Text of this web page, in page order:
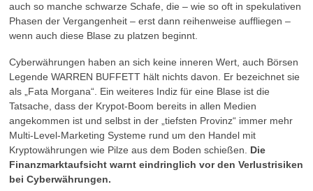
auch so manche schwarze Schafe, die – wie so oft in spekulativen
Phasen der Vergangenheit – erst dann reihenweise auffliegen –
wenn auch diese Blase zu platzen beginnt.
Cyberwährungen haben an sich keine inneren Wert, auch Börsen
Legende WARREN BUFFETT hält nichts davon. Er bezeichnet sie
als „Fata Morgana“. Ein weiteres Indiz für eine Blase ist die
Tatsache, dass der Krypot-Boom bereits in allen Medien
angekommen ist und selbst in der „tiefsten Provinz“ immer mehr
Multi-Level-Marketing Systeme rund um den Handel mit
Kryptowährungen wie Pilze aus dem Boden schießen. Die
Finanzmarktaufsicht warnt eindringlich vor den Verlustrisiken
bei Cyberwährungen.